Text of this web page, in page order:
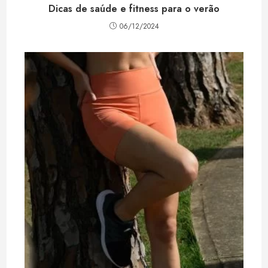
Dicas de saúde e fitness para o verão
06/12/2024